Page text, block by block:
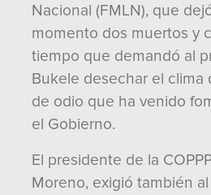
Nacional (FMLN), que
momento dos muertos y
tiempo que demandó al
Bukele desechar el clima
de odio que ha venido
el Gobierno.
El presidente de la
Moreno, exigió también